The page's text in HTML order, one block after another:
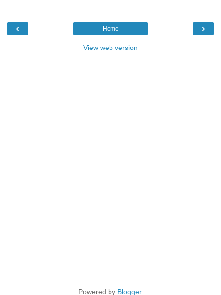
‹ ›
Home
View web version
Powered by Blogger.